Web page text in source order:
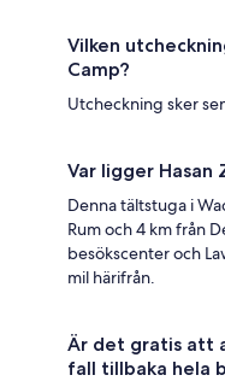
Vilken
Camp?
Utcheckning sker
Var ligger Hasan
Denna tältstuga i
Rum och 4 km från
besökscenter och
mil härifrån.
Är det gratis att
fall tillbaka hela